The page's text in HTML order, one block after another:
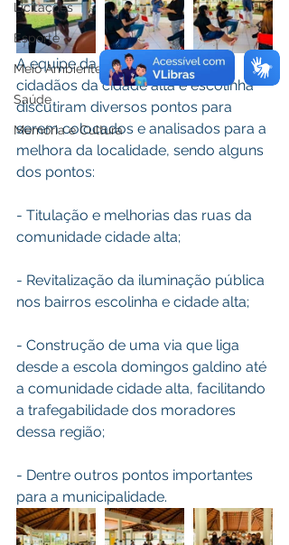
Licitações
Esporte
Meio Ambiente
Saúde
Memória e Cultura
A equipe da prefeitura junto dos
cidadãos da cidade alta e escolinha
discutiram diversos pontos para
serem colocados e analisados para a
melhora da localidade, sendo alguns
dos pontos:
- Titulação e melhorias das ruas da
comunidade cidade alta;
- Revitalização da iluminação pública
nos bairros escolinha e cidade alta;
- Construção de uma via que liga
desde a escola domingos galdino até
a comunidade cidade alta, facilitando
a trafegabilidade dos moradores
dessa região;
- Dentre outros pontos importantes
para a municipalidade.